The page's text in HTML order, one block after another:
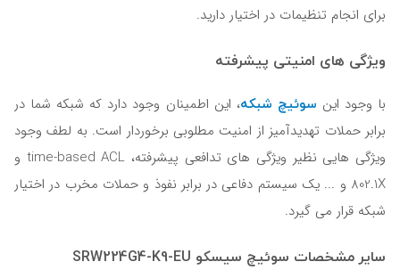
برای انجام تنظیمات در اختیار دارید.
ویژگی های امنیتی پیشرفته
با وجود این سوئیچ شبکه، این اطمینان وجود دارد که شبکه شما در
برابر حملات تهدیدآمیز از امنیت مطلوبی برخوردار است. به لطف وجود
ویژگی هایی نظیر ویژگی های تدافعی پیشرفته، time-based ACL و
802.1X و ... یک سیستم دفاعی در برابر نفوذ و حملات مخرب در اختیار
شبکه قرار می گیرد.
سایر مشخصات سوئیچ سیسکو SRW224G4-K9-EU